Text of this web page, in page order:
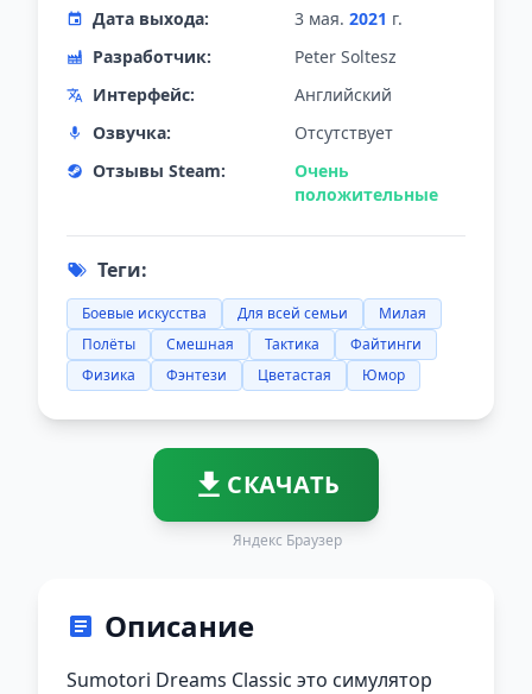
Дата выхода: 3 мая. 2021 г.
Разработчик:
Peter Soltesz
Интерфейс:
Английский
Озвучка:
Отсутствует
Отзывы Steam:
Очень
положительные
Теги:
Боевые искусства Для всей семьи
Милая
Полёты
Смешная Тактика
Файтинги
Физика
Фэнтези Цветастая Юмор
СКАЧАТЬ
Яндекс Браузер
Описание
Sumotori Dreams Classic это симулятор